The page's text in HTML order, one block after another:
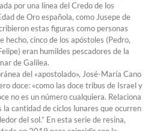
por una línea del Credo de los
de Oro española, como Jusepe de
estas figuras como personas
hecho, cinco de los apóstoles (Pedro,
eran humildes pescadores de la
de Galilea.
del «apostolado», José-María Cano
doce: «como las doce tribus de Israel y
no es un número cualquiera. Relaciona
la cantidad de ciclos lunares que ocurren
del sol.” En esta serie de resina,